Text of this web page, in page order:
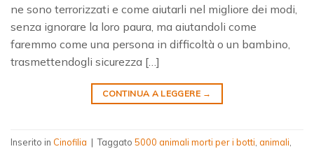
ne sono terrorizzati e come aiutarli nel migliore dei modi,
senza ignorare la loro paura, ma aiutandoli come
faremmo come una persona in difficoltà o un bambino,
trasmettendogli sicurezza […]
CONTINUA A LEGGERE →
Inserito in Cinofilia | Taggato 5000 animali morti per i botti animali